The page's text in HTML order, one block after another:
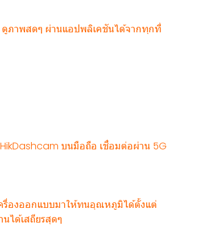
ภาพสดๆ ผ่านแอปพลิเคชันได้จากทุกที่
บนมือถือ เชื่อมต่อผ่าน 5G
ครื่องออกแบบมาให้ทนอุณหภูมิได้ตั้งแต่
ได้เสถียรสุดๆ